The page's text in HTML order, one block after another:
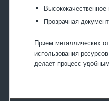
Прозрачная
Прием металлических
использования
делает процесс